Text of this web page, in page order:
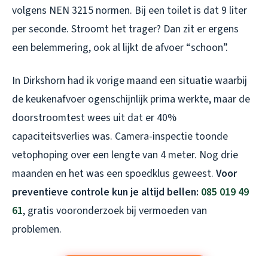
volgens NEN 3215 normen. Bij een toilet is dat 9 liter
per seconde. Stroomt het trager? Dan zit er ergens
een belemmering, ook al lijkt de afvoer “schoon”.
In Dirkshorn had ik vorige maand een situatie waarbij
de keukenafvoer ogenschijnlijk prima werkte, maar de
doorstroomtest wees uit dat er 40%
capaciteitsverlies was. Camera-inspectie toonde
vetophoping over een lengte van 4 meter. Nog drie
maanden en het was een spoedklus geweest. Voor
preventieve controle kun je altijd bellen: 085 019 49
61, gratis vooronderzoek bij vermoeden van
problemen.